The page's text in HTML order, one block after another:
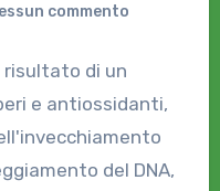
commento
risultato di un
e antiossidanti,
del DNA,